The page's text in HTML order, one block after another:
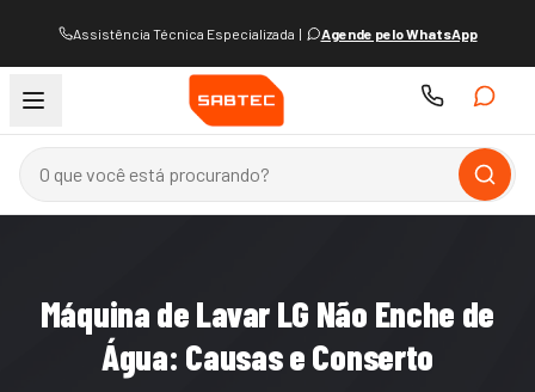
Assistência Técnica Especializada | Agende pelo WhatsApp
Máquina de Lavar LG Não Enche de
Água: Causas e Conserto